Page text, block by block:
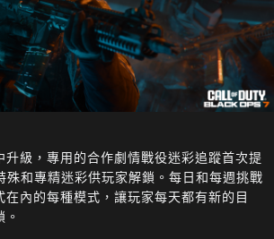
升級，專用的合作劇情戰役迷彩追蹤首次提
殊和專精迷彩供玩家解鎖。每日和每週挑戰
內的每種模式，讓玩家每天都有新的目